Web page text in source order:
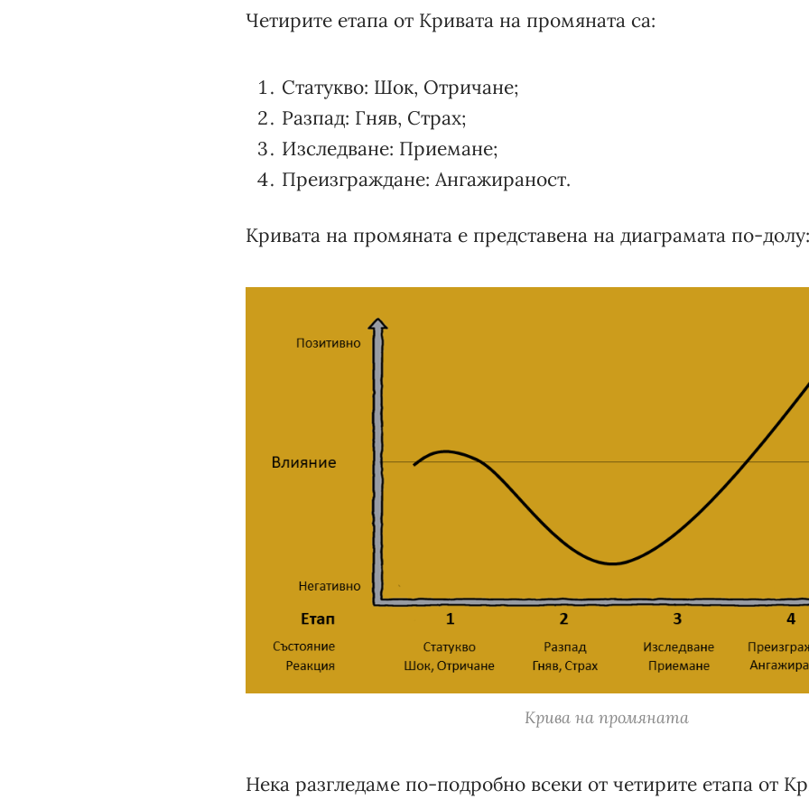
Четирите етапа от Кривата на промяната са:
Статукво: Шок, Отричане;
Разпад: Гняв, Страх;
Изследване: Приемане;
Преизграждане: Ангажираност.
Кривата на промяната е представена на диаграмата по-долу:
Крива на промяната
Нека разгледаме по-подробно всеки от четирите етапа от